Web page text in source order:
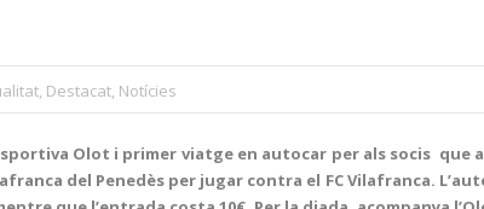
Destacat Notícies
Olot i primer viatge en autocar per als socis
del Penedès per jugar contra el FC Vilafranca.